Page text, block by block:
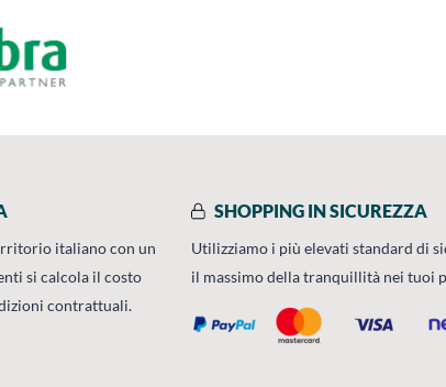
italiano con un
si calcola il costo
contrattuali.
SHOPPING IN SICUREZZA
Utilizziamo i più elevati standard di
il massimo della tranquillità nei tuoi